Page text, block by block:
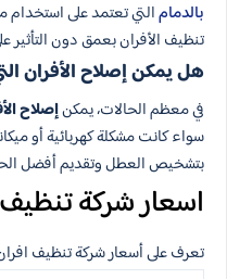
بالدمامالتي تعتمد على استخدام
تنظيف الأفران بعمق دون التأثير
هل يمكن إصلاح الأفران
في معظم الحالات، يمكنإصلاح
سواء كانت مشكلة كهربائية أو
بتشخيص العطل وتقديم أفضل
اسعار شركة
تعرف على أسعار شركة تنظيف